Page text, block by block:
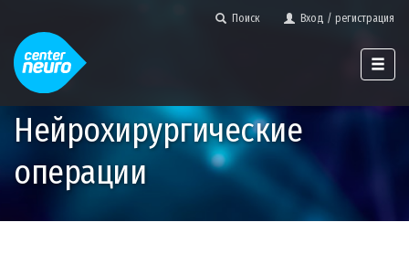
Поиск Вход / регистрация
Нейрохирургические
операции